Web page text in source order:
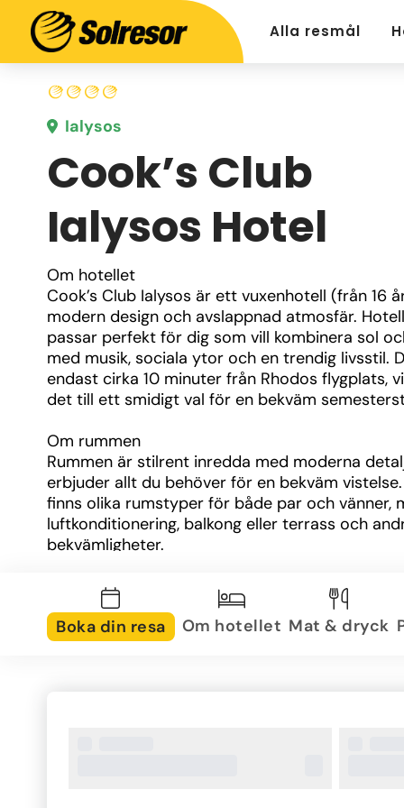
Alla resmål
Ialysos
Cook’s Club
Ialysos Hotel
Om hotellet
Cook’s Club Ialysos är ett vuxenhotell (från 16
modern design och avslappnad atmosfär.
passar perfekt för dig som vill kombinera sol
med musik, sociala ytor och en trendig livsstil.
endast cirka 10 minuter från Rhodos flygplats,
det till ett smidigt val för en bekväm
Om rummen
Rummen är stilrent inredda med moderna
erbjuder allt du behöver för en bekväm
finns olika rumstyper för både par och vänner,
luftkonditionering, balkong eller terrass och
bekvämligheter.
Om området
Hotellet ligger i Ialysos, en charmig ort på Rhodos
västkust. Stranden ligger inom gångavstånd,
finns gott om restauranger, barer och
Övrig information
Boka din resa Om hotellet Mat & dryck